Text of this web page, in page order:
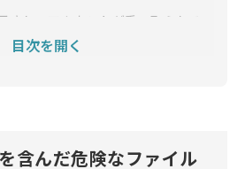
され、アカウントが乗っ取られる
取り被害を予防する
目次を開く
含んだ危険なファイル